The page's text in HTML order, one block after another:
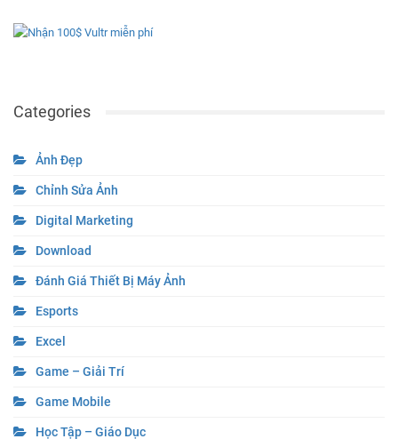
Categories
Ảnh Đẹp
Chỉnh Sửa Ảnh
Digital Marketing
Download
Đánh Giá Thiết Bị Máy Ảnh
Esports
Excel
Game – Giải Trí
Game Mobile
Học Tập – Giáo Dục